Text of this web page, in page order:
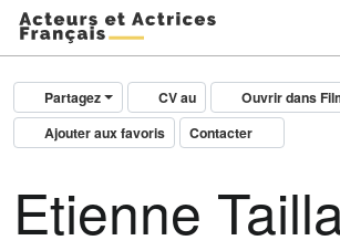
Partagez CV au
Ouvrir dans
Ajouter aux favoris
Contacter
Etienne